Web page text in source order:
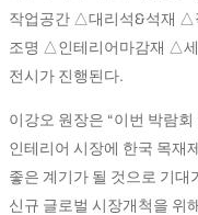
작업공간 △대리석&석재
조명 △인테리어마감재 △
전시가 진행된다.
이강오 원장은 “이번 박람
인테리어 시장에 한국 목재
좋은 계기가 될 것으로 기대
신규 글로벌 시장개척을 위